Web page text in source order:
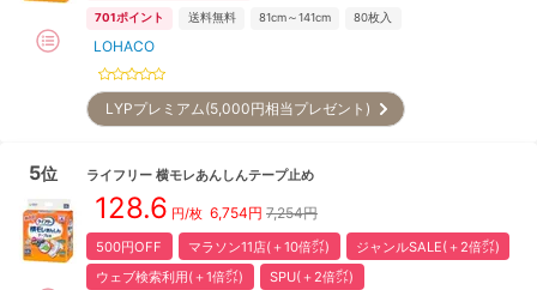
701ポイント 送料無料 81cm～141cm 80枚入
LOHACO
LYPプレミアム(5,000円相当プレゼント)
5位 ライフリー 横モレあんしんテープ止め
128.6 円/枚 6,754円 7,254円
500円OFF マラソン11店(＋10倍㌽)
ジャンルSALE(＋2倍㌽)
ウェブ検索利用(＋1倍㌽)
SPU(＋2倍㌽)